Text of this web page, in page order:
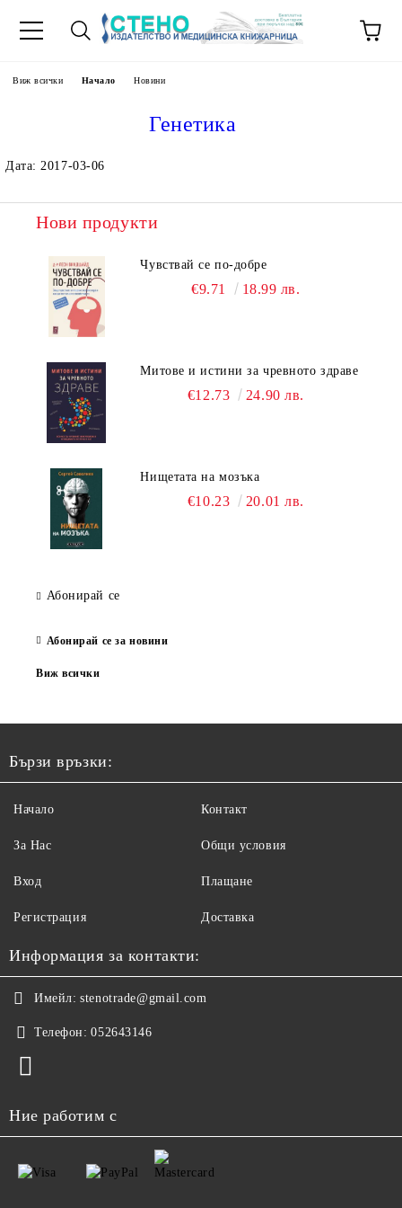
Виж всички Начало Новини
Генетика
Дата: 2017-03-06
Нови продукти
Чувствай се по-добре
€9.71 18.99 лв.
Митове и истини за чревното здраве
€12.73 24.90 лв.
Нищетата на мозъка
€10.23 20.01 лв.
Абонирай се
Абонирай се за новини
Виж всички
Бързи връзки:
Начало
За Нас
Вход
Регистрация
Контакт
Общи условия
Плащане
Доставка
Информация за контакти:
Имейл: stenotrade@gmail.com
Телефон: 052643146
Ние работим с